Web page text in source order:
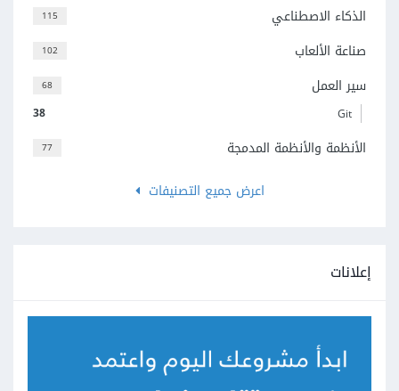
115 الذكاء الاصطناعي
102 صناعة الألعاب
68 سير العمل
38 Git
77
الأنظمة والأنظمة المدمجة
اعرض جميع التصنيفات
إعلانات